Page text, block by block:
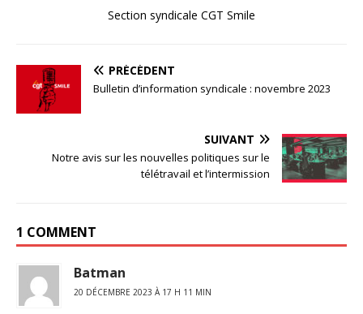
Section syndicale CGT Smile
PRÉCÉDENT
Bulletin d’information syndicale : novembre 2023
SUIVANT
Notre avis sur les nouvelles politiques sur le
télétravail et l’intermission
1 COMMENT
Batman
20 DÉCEMBRE 2023 À 17 H 11 MIN